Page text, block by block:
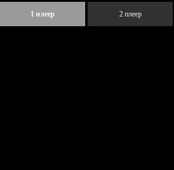
1 плеер 2 плеер